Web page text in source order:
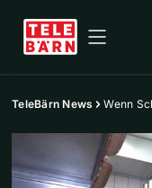
TeleBärn News Wenn